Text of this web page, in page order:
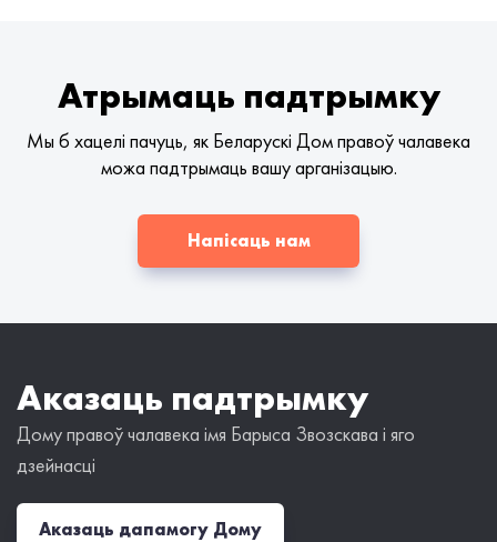
Атрымаць падтрымку
Мы б хацелі пачуць, як Беларускі Дом правоў чалавека
можа падтрымаць вашу арганізацыю.
Напісаць нам
Аказаць падтрымку
Дому правоў чалавека імя Барыса Звозскава і яго
дзейнасці
Аказаць дапамогу Дому